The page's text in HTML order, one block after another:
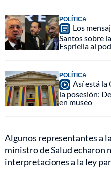
POLÍTICA
Los
Santos sobre
Espriella al
POLÍTICA
Así está la
la posesión:
en museo
Algunos representantes a
ministro de Salud echaron
interpretaciones a la ley